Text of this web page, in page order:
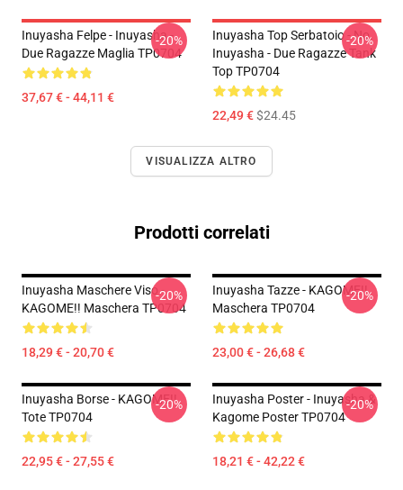
Inuyasha Felpe - Inuyasha -
Due Ragazze Maglia TP0704
37,67 € - 44,11 €
-20%
Inuyasha Top Serbatoio - No.
Inuyasha - Due Ragazze Tank
Top TP0704
22,49 €$24.45
-20%
VISUALIZZA ALTRO
Prodotti correlati
Inuyasha Maschere Viso -
KAGOME!! Maschera TP0704
18,29 € - 20,70 €
-20%
Inuyasha Tazze - KAGOME!!
Maschera TP0704
23,00 € - 26,68 €
-20%
Inuyasha Borse - KAGOME!!
Tote TP0704
22,95 € - 27,55 €
-20%
Inuyasha Poster - Inuyasha &
Kagome Poster TP0704
18,21 € - 42,22 €
-20%